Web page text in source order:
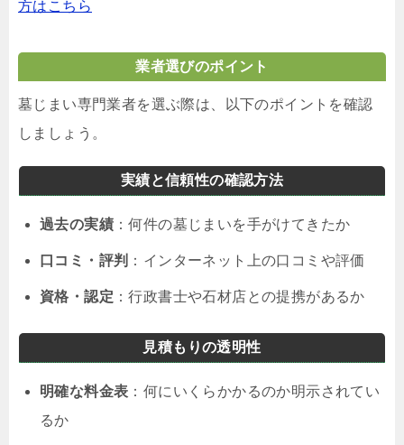
方はこちら
業者選びのポイント
墓じまい専門業者を選ぶ際は、以下のポイントを確認
しましょう。
実績と信頼性の確認方法
過去の実績 ：何件の墓じまいを手がけてきたか
口コミ・評判 ：インターネット上の口コミや評価
資格・認定 ：行政書士や石材店との提携があるか
見積もりの透明性
明確な料金表 ：何にいくらかかるのか明示されてい
るか